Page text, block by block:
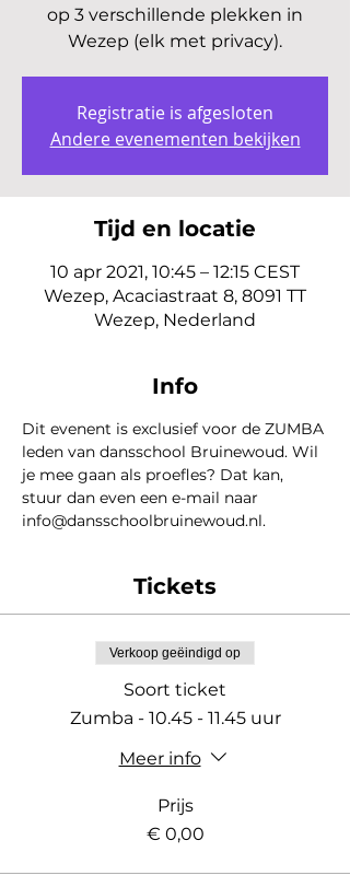
op 3 verschillende plekken in
Wezep (elk met privacy).
Registratie is afgesloten
Andere evenementen bekijken
Tijd en locatie
10 apr 2021, 10:45 – 12:15 CEST
Wezep, Acaciastraat 8, 8091 TT
Wezep, Nederland
Info
Dit evenent is exclusief voor de ZUMBA
leden van dansschool Bruinewoud. Wil
je mee gaan als proefles? Dat kan,
stuur dan even een e-mail naar
info@dansschoolbruinewoud.nl.
Tickets
Verkoop geëindigd op
Soort ticket
Zumba - 10.45 - 11.45 uur
Meer info
Prijs
€ 0,00